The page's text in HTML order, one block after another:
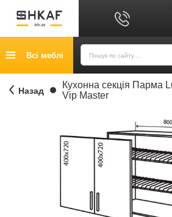
0 6 7 Показати
Всі меблі
Назад
Кухонна секція Парма
Vip Master